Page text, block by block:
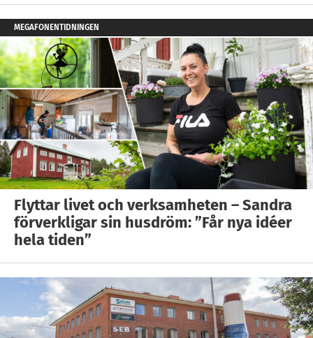
MEGAFONENTIDNINGEN
Flyttar livet och verksamheten – Sandra
förverkligar sin husdröm: ”Får nya idéer
hela tiden”